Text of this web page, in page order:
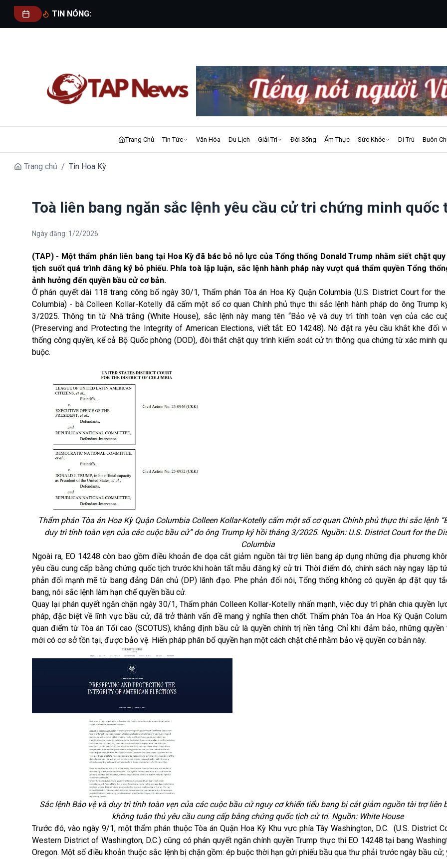
TIN NÓNG:
Trang Chủ Tin Tức Văn Hóa Du Lịch Giải Trí Đời Sống Ẩm Thực Sức Khỏe Di Trú Buôn
Trang chủ / Tin Hoa Kỳ
Toà liên bang ngăn sắc lệnh yêu cầu cử tri chứng minh quốc
Ngày đăng: 1/2/2026
(TAP) - Một thẩm phán liên bang tại Hoa Kỳ đã bác bỏ nỗ lực của Tổng thống Donald Trump nhằm siết chặt
tịch suốt quá trình đăng ký bỏ phiếu. Phía toà lập luận, sắc lệnh hành pháp này vượt quá thẩm quyền Tổng
ảnh hưởng đến quyền bầu cử cơ bản.
Ở phán quyết dài 118 trang công bố ngày 30/1, Thẩm phán Tòa án Hoa Kỳ Quận Columbia (U.S. District Court for
Columbia) - bà Colleen Kollar-Kotelly đã cấm một số cơ quan Chính phủ thực thi sắc lệnh hành pháp do ông Trump
3/2025. Thông tin từ Nhà trắng (White House), sắc lệnh này mang tên “Bảo vệ và duy trì tính toàn vẹn của các
(Preserving and Protecting the Integrity of American Elections, viết tắt: EO 14248). Nó đặt ra yêu cầu khắt khe đối
thống công quyền, kể cả Bộ Quốc phòng (DOD), đòi thắt chặt quy trình kiểm soát cử tri thông qua chứng từ xác minh
buộc.
Thẩm phán Tòa án Hoa Kỳ Quận Columbia Colleen Kollar-Kotelly cấm một số cơ quan Chính phủ thực thi sắc lệnh
duy trì tính toàn vẹn của các cuộc bầu cử” do ông Trump ký hồi tháng 3/2025. Nguồn: U.S. District Court for the
Columbia
Ngoài ra, EO 14248 còn bao gồm điều khoản đe dọa cắt giảm nguồn tài trợ liên bang áp dụng những địa phương
yêu cầu cung cấp bằng chứng quốc tịch trước khi hoàn tất mẫu đăng ký cử tri. Thời điểm đó, chính sách này ngay lập
phản đối mạnh mẽ từ bang đảng Dân chủ (DP) lãnh đạo. Phe phản đối nói, Tổng thống không có quyền áp đặt quy
bang, nói sắc lệnh làm hạn chế quyền bầu cử.
Quay lại phán quyết ngăn chặn ngày 30/1, Thẩm phán Colleen Kollar-Kotelly nhấn mạnh, việc duy trì phân chia quyền
pháp, đặc biệt về lĩnh vực bầu cử, đã trở thành vấn đề mang ý nghĩa then chốt. Thẩm phán Tòa án Hoa Kỳ Quận
quan điểm từ Tòa án Tối cao (SCOTUS), khẳng định bầu cử là quyền chính trị nền tảng. Chỉ khi đảm bảo, những
mới có cơ sở tồn tại, được bảo vệ. Hiến pháp phân bổ quyền hạn một cách chặt chẽ nhằm bảo vệ quyền cơ bản này.
Sắc lệnh Bảo vệ và duy trì tính toàn vẹn của các cuộc bầu cử nguy cơ khiến tiểu bang bị cắt giảm nguồn tài trợ liên
không tuân thủ yêu cầu cung cấp bằng chứng quốc tịch cử tri. Nguồn: White House
Trước đó, vào ngày 9/1, một thẩm phán thuộc Tòa án Quận Hoa Kỳ Khu vực phía Tây Washington, D.C. (U.S. District
Western District of Washington, D.C.) cũng có phán quyết ngăn chính quyền Trump thực thi EO 14248 tại bang
Oregon. Một số điều khoản thuộc sắc lệnh bị chặn gồm: ép buộc thời hạn gửi phiếu bầu qua thư phải trước ngày bầu cử;